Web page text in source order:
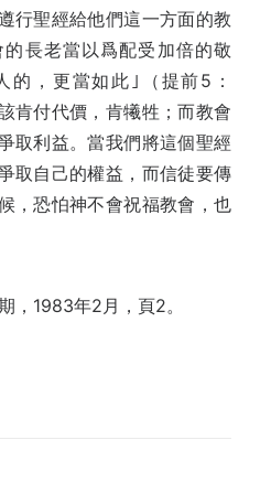
行聖經給他們這一方面的教
長老當以爲配受加倍的敬
的，更當如此｣（提前5：
肯付代價，肯犧牲；而教會
取利益。當我們將這個聖經
取自己的權益，而信徒要傳
，恐怕神不會祝福教會，也
，1983年2月，頁2。